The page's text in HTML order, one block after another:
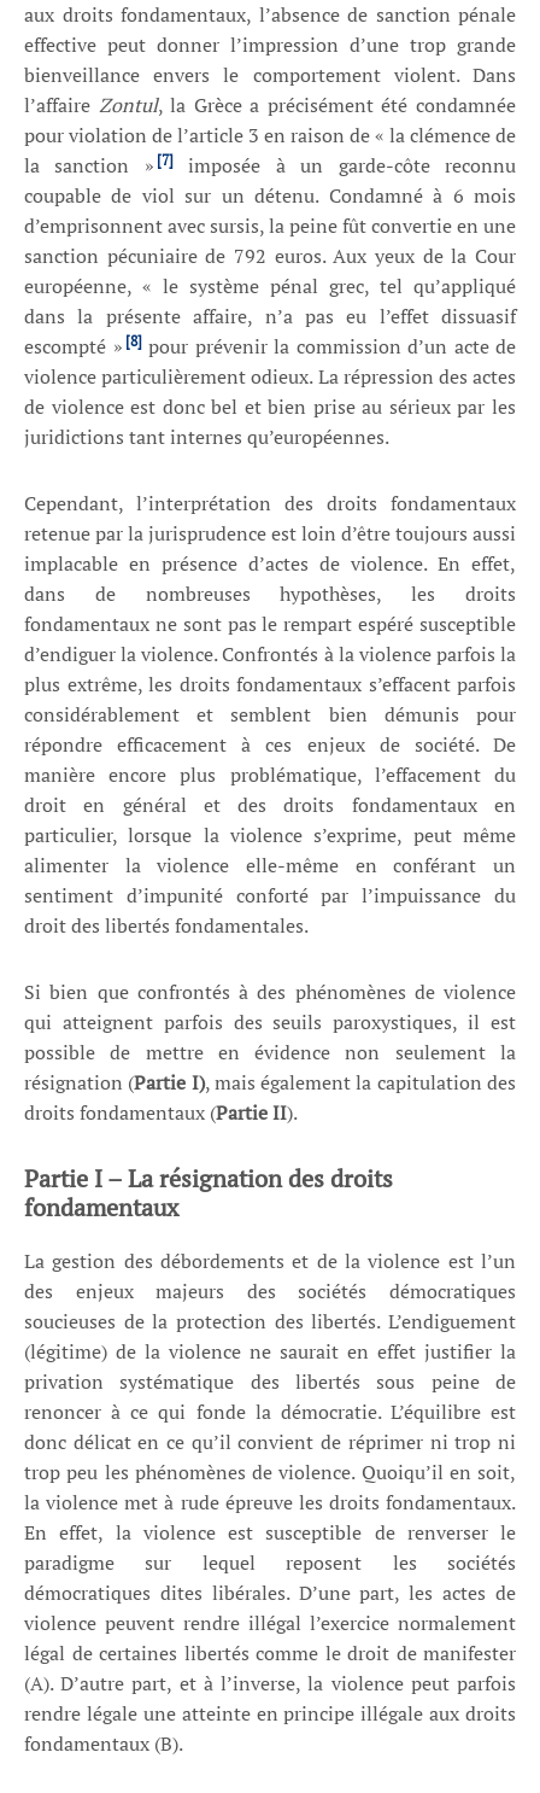
aux droits fondamentaux, l’absence de sanction pénale
effective peut donner l’impression d’une trop grande
bienveillance envers le comportement violent. Dans
l’affaire Zontul, la Grèce a précisément été condamnée
pour violation de l’article 3 en raison de « la clémence de
la sanction » [7]imposée à un garde-côte reconnu
coupable de viol sur un détenu. Condamné à 6 mois
d’emprisonnent avec sursis, la peine fût convertie en une
sanction pécuniaire de 792 euros. Aux yeux de la Cour
européenne, « le système pénal grec, tel qu’appliqué
dans la présente affaire, n’a pas eu l’effet dissuasif
escompté » [8]pour prévenir la commission d’un acte de
violence particulièrement odieux. La répression des actes
de violence est donc bel et bien prise au sérieux par les
juridictions tant internes qu’européennes.
Cependant, l’interprétation des droits fondamentaux
retenue par la jurisprudence est loin d’être toujours aussi
implacable en présence d’actes de violence. En effet,
dans de nombreuses hypothèses, les droits
fondamentaux ne sont pas le rempart espéré susceptible
d’endiguer la violence. Confrontés à la violence parfois la
plus extrême, les droits fondamentaux s’effacent parfois
considérablement et semblent bien démunis pour
répondre efficacement à ces enjeux de société. De
manière encore plus problématique, l’effacement du
droit en général et des droits fondamentaux en
particulier, lorsque la violence s’exprime, peut même
alimenter la violence elle-même en conférant un
sentiment d’impunité conforté par l’impuissance du
droit des libertés fondamentales.
Si bien que confrontés à des phénomènes de violence
qui atteignent parfois des seuils paroxystiques, il est
possible de mettre en évidence non seulement la
résignation (Partie I), mais également la capitulation des
droits fondamentaux (Partie II).
Partie I – La résignation des droits
fondamentaux
La gestion des débordements et de la violence est l’un
des enjeux majeurs des sociétés démocratiques
soucieuses de la protection des libertés. L’endiguement
(légitime) de la violence ne saurait en effet justifier la
privation systématique des libertés sous peine de
renoncer à ce qui fonde la démocratie. L’équilibre est
donc délicat en ce qu’il convient de réprimer ni trop ni
trop peu les phénomènes de violence. Quoiqu’il en soit,
la violence met à rude épreuve les droits fondamentaux.
En effet, la violence est susceptible de renverser le
paradigme sur lequel reposent les sociétés
démocratiques dites libérales. D’une part, les actes de
violence peuvent rendre illégal l’exercice normalement
légal de certaines libertés comme le droit de manifester
(A). D’autre part, et à l’inverse, la violence peut parfois
rendre légale une atteinte en principe illégale aux droits
fondamentaux (B).